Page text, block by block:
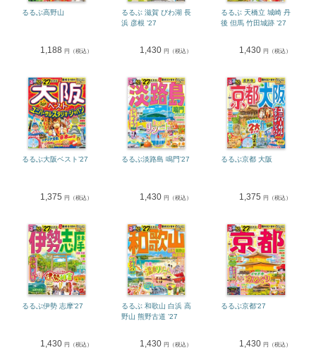
るるぶ高野山
1,188 円（税込）
るるぶ 滋賀 びわ湖 長
浜 彦根 ’27
1,430 円（税込）
るるぶ 天橋立 城崎 丹
後 但馬 竹田城跡 ’27
1,430 円（税込）
るるぶ大阪ベスト’27
1,375 円（税込）
るるぶ淡路島 鳴門’27
1,430 円（税込）
るるぶ京都 大阪
1,375 円（税込）
るるぶ伊勢 志摩’27
1,430 円（税込）
るるぶ 和歌山 白浜 高
野山 熊野古道 ’27
1,430 円（税込）
るるぶ京都’27
1,430 円（税込）